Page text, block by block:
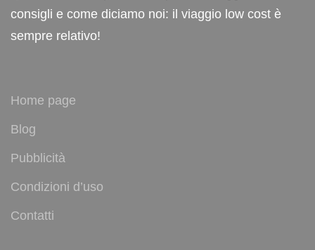
consigli e come diciamo noi: il viaggio low cost è
sempre relativo!
Home page
Blog
Pubblicità
Condizioni d’uso
Contatti